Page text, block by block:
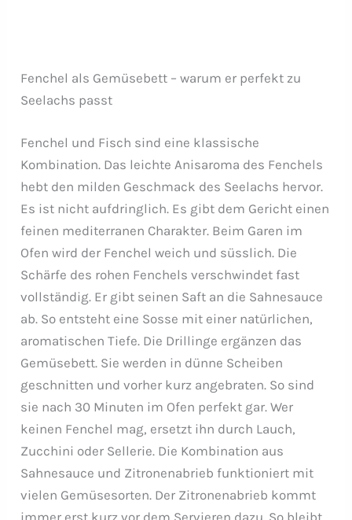
Fenchel als Gemüsebett – warum er perfekt zu
Seelachs passt
Fenchel und Fisch sind eine klassische
Kombination. Das leichte Anisaroma des Fenchels
hebt den milden Geschmack des Seelachs hervor.
Es ist nicht aufdringlich. Es gibt dem Gericht einen
feinen mediterranen Charakter. Beim Garen im
Ofen wird der Fenchel weich und süsslich. Die
Schärfe des rohen Fenchels verschwindet fast
vollständig. Er gibt seinen Saft an die Sahnesauce
ab. So entsteht eine Sosse mit einer natürlichen,
aromatischen Tiefe. Die Drillinge ergänzen das
Gemüsebett. Sie werden in dünne Scheiben
geschnitten und vorher kurz angebraten. So sind
sie nach 30 Minuten im Ofen perfekt gar. Wer
keinen Fenchel mag, ersetzt ihn durch Lauch,
Zucchini oder Sellerie. Die Kombination aus
Sahnesauce und Zitronenabrieb funktioniert mit
vielen Gemüsesorten. Der Zitronenabrieb kommt
immer erst kurz vor dem Servieren dazu. So bleibt